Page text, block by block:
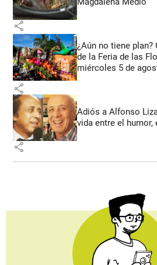
share
¿Aún no tiene
de la Feria de las
miércoles 5 de
share
Adiós a Alfonso
vida entre el humor,
share